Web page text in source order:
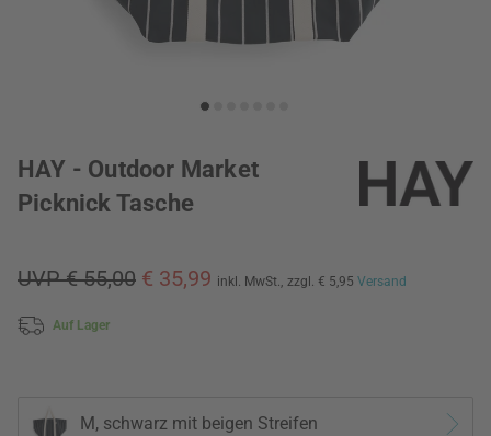
HAY - Outdoor Market
Picknick Tasche
UVP € 55,00 € 35,99 inkl. MwSt., zzgl. € 5,95 Versand
Auf Lager
M, schwarz mit beigen Streifen